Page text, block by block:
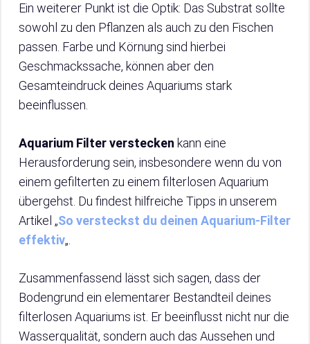
Ein weiterer Punkt ist die Optik: Das Substrat sollte
sowohl zu den Pflanzen als auch zu den Fischen
passen. Farbe und Körnung sind hierbei
Geschmackssache, können aber den
Gesamteindruck deines Aquariums stark
beeinflussen.
Aquarium Filter verstecken kann eine
Herausforderung sein, insbesondere wenn du von
einem gefilterten zu einem filterlosen Aquarium
übergehst. Du findest hilfreiche Tipps in unserem
Artikel „So versteckst du deinen Aquarium-Filter
effektiv„.
Zusammenfassend lässt sich sagen, dass der
Bodengrund ein elementarer Bestandteil deines
filterlosen Aquariums ist. Er beeinflusst nicht nur die
Wasserqualität, sondern auch das Aussehen und